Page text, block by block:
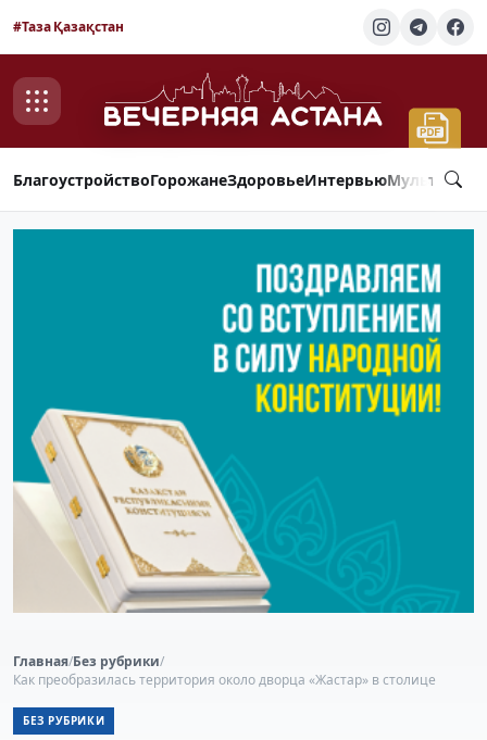
#Таза Қазақстан
БлагоустройствоГорожанеЗдоровьеИнтервью
Главная/Без рубрики/
Как преобразилась территория около дворца «Жастар» в столице
БЕЗ РУБРИКИ